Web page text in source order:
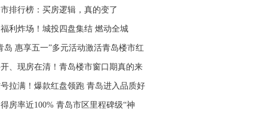
排行榜：买房逻辑，真的变了
利炸场！城投四盘集结 燃动全城
岛 惠享五一”多元活动激活青岛楼市红
、现房在清！青岛楼市窗口期真的来
拉满！爆款红盘领跑 青岛进入品质好
房率近100% 青岛市区里程碑级“神